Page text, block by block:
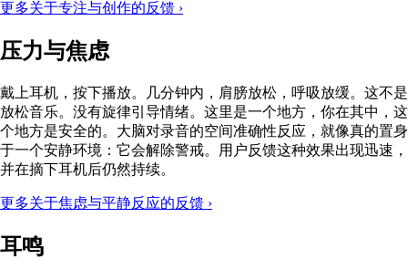
更多关于专注与创作的反馈 ›
压力与焦虑
戴上耳机，按下播放。几分钟内，肩膀放松，呼吸放缓。这不是
放松音乐。没有旋律引导情绪。这里是一个地方，你在其中，这
个地方是安全的。大脑对录音的空间准确性反应，就像真的置身
于一个安静环境：它会解除警戒。用户反馈这种效果出现迅速，
并在摘下耳机后仍然持续。
更多关于焦虑与平静反应的反馈 ›
耳鸣